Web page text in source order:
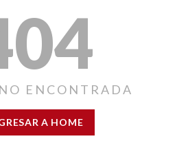
ENCONTRADA
A HOME